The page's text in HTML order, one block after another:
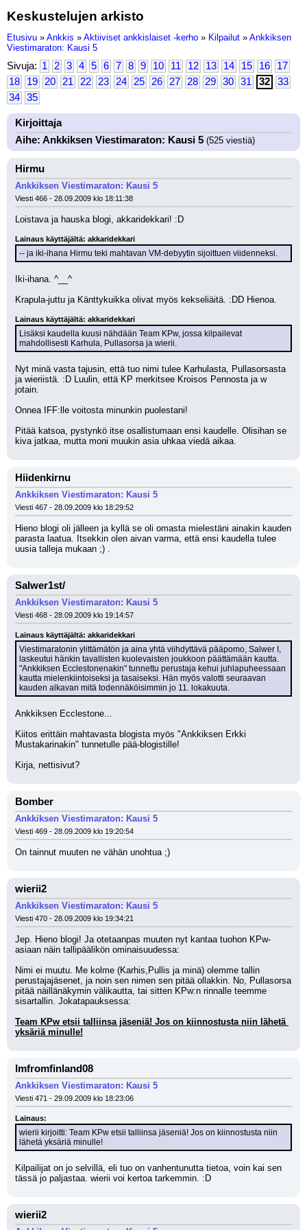
Keskustelujen arkisto
Etusivu » Ankkis » Aktiiviset ankkislaiset -kerho » Kilpailut » Ankkiksen
Viestimaraton: Kausi 5
Sivuja: 1 2 3 4 5 6 7 8 9 10 11 12 13 14 15 16
17
18
19 20 21 22 23 24 25 26 27 28 29 30 31 32
33
34
35
Kirjoittaja
Aihe: Ankkiksen Viestimaraton: Kausi 5 (525 viestiä)
Hirmu
Ankkiksen Viestimaraton: Kausi 5
Viesti 466 - 28.09.2009 klo 18:11:38
Loistava ja hauska blogi, akkaridekkari! :D
Lainaus käyttäjältä: akkaridekkari
-- ja iki-ihana Hirmu teki mahtavan VM-debyytin sijoittuen viidenneksi.
Iki-ihana. ^__^
Krapula-juttu ja Känttykuikka olivat myös kekseliäitä. :DD Hienoa.
Lainaus käyttäjältä: akkaridekkari
Lisäksi kaudella kuusi nähdään Team KPw, jossa kilpailevat
mahdollisesti Karhula, Pullasorsa ja wierii.
Nyt minä vasta tajusin, että tuo nimi tulee Karhulasta, Pullasorsasta
ja wieriistä. :D Luulin, että KP merkitsee Kroisos Pennosta ja w
jotain.
Onnea IFF:lle voitosta minunkin puolestani!
Pitää katsoa, pystynkö itse osallistumaan ensi kaudelle. Olisihan se
kiva jatkaa, mutta moni muukin asia uhkaa viedä aikaa.
Hiidenkirnu
Ankkiksen Viestimaraton: Kausi 5
Viesti 467 - 28.09.2009 klo 18:29:52
Hieno blogi oli jälleen ja kyllä se oli omasta mielestäni ainakin kauden
parasta laatua. Itsekkin olen aivan varma, että ensi kaudella tulee
uusia talleja mukaan ;) .
Salwer1st/
Ankkiksen Viestimaraton: Kausi 5
Viesti 468 - 28.09.2009 klo 19:14:57
Lainaus käyttäjältä: akkaridekkari
Viestimaratonin ylittämätön ja aina yhtä viihdyttävä pääpomo, Salwer I,
laskeutui hänkin tavallisten kuolevaisten joukkoon päättämään kautta.
"Ankkiksen Ecclestonenakin" tunnettu perustaja kehui juhlapuheessaan
kautta mielenkiintoiseksi ja tasaiseksi. Hän myös valotti seuraavan
kauden alkavan mitä todennäköisimmin jo 11. lokakuuta.
Ankkiksen Ecclestone...
Kiitos erittäin mahtavasta blogista myös "Ankkiksen Erkki
Mustakarinakin" tunnetulle pää-blogistille!
Kirja, nettisivut?
Bomber
Ankkiksen Viestimaraton: Kausi 5
Viesti 469 - 28.09.2009 klo 19:20:54
On tainnut muuten ne vähän unohtua ;)
wierii2
Ankkiksen Viestimaraton: Kausi 5
Viesti 470 - 28.09.2009 klo 19:34:21
Jep. Hieno blogi! Ja otetaanpas muuten nyt kantaa tuohon KPw-
asiaan näin tallipäälikön ominaisuudessa:
Nimi ei muutu. Me kolme (Karhis,Pullis ja minä) olemme tallin
perustajajäsenet, ja noin sen nimen sen pitää ollakkin. No, Pullasorsa
pitää näillänäkymin välikautta, tai sitten KPw:n rinnalle teemme
sisartallin. Jokatapauksessa:
Team KPw etsii talliinsa jäseniä! Jos on kiinnostusta niin lähetä
yksäriä minulle!
Imfromfinland08
Ankkiksen Viestimaraton: Kausi 5
Viesti 471 - 29.09.2009 klo 18:23:06
Lainaus:
wierii kirjoitti: Team KPw etsii talliinsa jäseniä! Jos on kiinnostusta niin
lähetä yksäriä minulle!
Kilpailijat on jo selvillä, eli tuo on vanhentunutta tietoa, voin kai sen
tässä jo paljastaa. wierii voi kertoa tarkemmin. :D
wierii2